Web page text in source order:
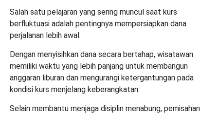
Salah satu pelajaran yang sering muncul saat kurs
berfluktuasi adalah pentingnya mempersiapkan dana
perjalanan lebih awal.
Dengan menyisihkan dana secara bertahap, wisatawan
memiliki waktu yang lebih panjang untuk membangun
anggaran liburan dan mengurangi ketergantungan pada
kondisi kurs menjelang keberangkatan.
Selain membantu menjaga disiplin menabung, pemisahan